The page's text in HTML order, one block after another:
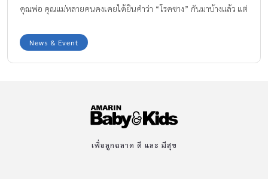
คุณพ่อ คุณแม่หลายคนคงเคยได้ยินคำว่า “โรคซาง” กันมาบ้างแล้ว แต่
อ่านกันเลยค่ะ
News & Event
เพื่อลูกฉลาด ดี และ มีสุข